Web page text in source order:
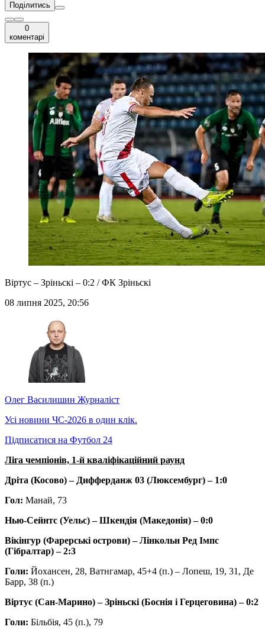
Поділитись
0
коментарі
Віртус – Зріньскі – 0:2 / ФК Зріньскі
08 липня 2025, 20:56
Олег Василишин Журналіст
Усі новини ЧС-2026 в один клік.
Підписатися на Футбол 24
Ліга чемпіонів, 1-й кваліфікаційний раунд
Дріта (Косово) – Дифферданж 03 (Люксембург) – 1:0
Гол: Манай, 73
Нью-Сейнтс (Уельс) – Шкендія (Македонія) – 0:0
Вікінгур (Фарерські острови) – Лінкольн Ред Імпс
(Гібралтар) – 2:3
Голи: Йохансен, 28, Ватнгамар, 45+4 (п.) – Лопеш, 19, 31, Де
Барр, 38 (п.)
Віртус (Сан-Марино) – Зріньскі (Боснія і Герцеговина) – 0:2
Голи: Більбія, 45 (п.), 79